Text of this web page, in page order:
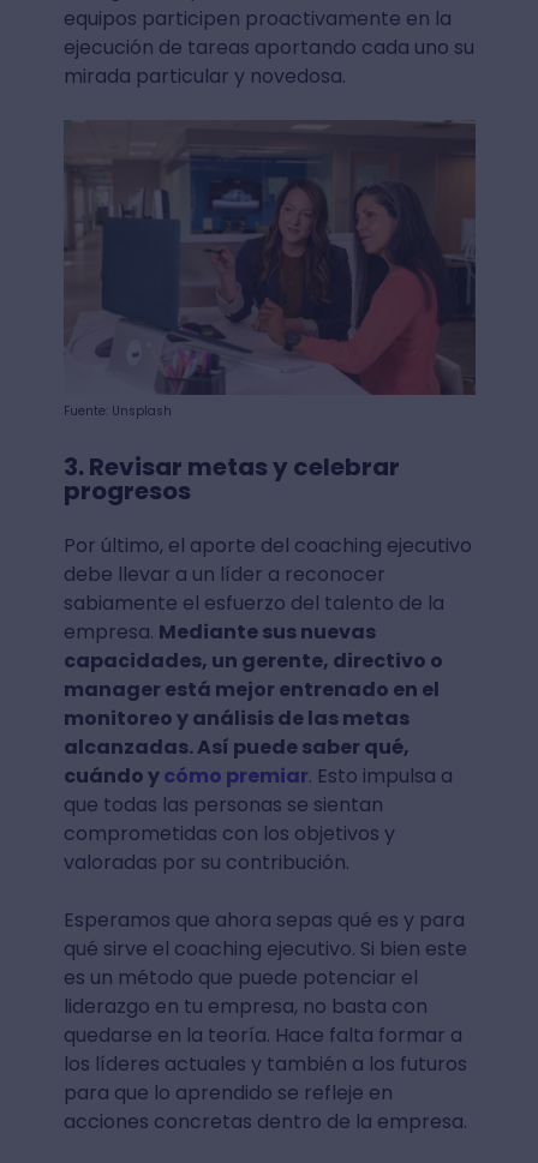
equipos participen proactivamente en la
ejecución de tareas aportando cada uno su
mirada particular y novedosa.
Fuente: Unsplash
3. Revisar metas y celebrar
progresos
Por último, el aporte del coaching ejecutivo
debe llevar a un líder a reconocer
sabiamente el esfuerzo del talento de la
empresa. Mediante sus nuevas
capacidades, un gerente, directivo o
manager está mejor entrenado en el
monitoreo y análisis de las metas
alcanzadas. Así puede saber qué,
cuándo ycómo premiar. Esto impulsa a
que todas las personas se sientan
comprometidas con los objetivos y
valoradas por su contribución.
Esperamos que ahora sepas qué es y para
qué sirve el coaching ejecutivo. Si bien este
es un método que puede potenciar el
liderazgo en tu empresa, no basta con
quedarse en la teoría. Hace falta formar a
los líderes actuales y también a los futuros
para que lo aprendido se refleje en
acciones concretas dentro de la empresa.